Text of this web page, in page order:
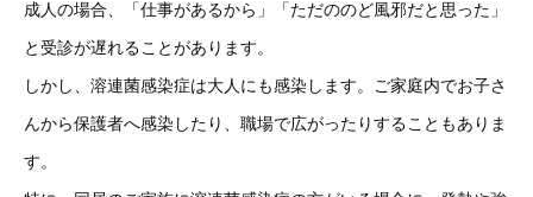
成人の場合、「仕事があるから」「ただののど風邪だと思った」
と受診が遅れることがあります。
しかし、溶連菌感染症は大人にも感染します。ご家庭内でお子さ
んから保護者へ感染したり、職場で広がったりすることもありま
す。